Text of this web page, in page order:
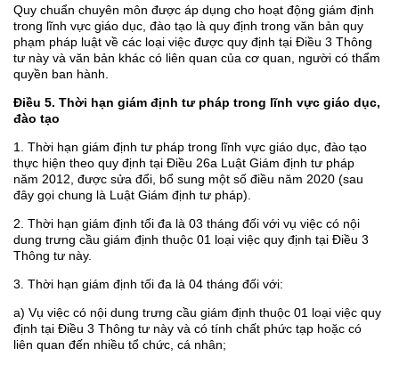
Quy chuẩn chuyên môn được áp dụng cho hoạt động giám định
trong lĩnh vực giáo dục, đào tạo là quy định trong văn bản quy
phạm pháp luật về các loại việc được quy định tại Điều 3 Thông
tư này và văn bản khác có liên quan của cơ quan, người có thẩm
quyền ban hành.
Điều 5. Thời hạn giám định tư pháp trong lĩnh vực giáo dục,
đào tạo
1. Thời hạn giám định tư pháp trong lĩnh vực giáo dục, đào tạo
thực hiện theo quy định tại Điều 26a Luật Giám định tư pháp
năm 2012, được sửa đổi, bổ sung một số điều năm 2020 (sau
đây gọi chung là Luật Giám định tư pháp).
2. Thời hạn giám định tối đa là 03 tháng đối với vụ việc có nội
dung trưng cầu giám định thuộc 01 loại việc quy định tại Điều 3
Thông tư này.
3. Thời hạn giám định tối đa là 04 tháng đối với:
a) Vụ việc có nội dung trưng cầu giám định thuộc 01 loại việc quy
định tại Điều 3 Thông tư này và có tính chất phức tạp hoặc có
liên quan đến nhiều tổ chức, cá nhân;